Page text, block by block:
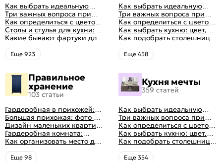
Как выбрать идеальную
планировку для кухни
Три важных вопроса при
выборе кухни: готовка,
посуда, комфорт
Как определиться с цветом
кухни: светлые, темные,
яркие
Столы и стулья для кухни:
советы по выбору
Какие бывают фартуки для
выбрать
Eще 923
Как выбрать идеальную
планировку для кухни
Три важных вопроса при
выборе кухни: готовка,
посуда, комфорт
Как определиться с цветом
кухни: светлые, темные,
яркие
Как выбрать кухню: цвет,
планировка, аксессуары
Как подобрать столешницу
Eще 458
Правильное
хранение
103 статьи
Гардеробная в прихожей:
виды, фото в интерьере,
идеи дизайна
Большая прихожая: фото с
функциональным
распределением дизайна
Дизайн маленьких квартир:
10 идей для дизайна
интерьера с фото
Гардеробная комната:
дизайн, планировка, советы
распространенные ошибки
Как организовать место для
Eще 98
Кухня мечты
359 статей
Как выбрать идеальную
планировку для кухни
Три важных вопроса при
выборе кухни: готовка,
посуда, комфорт
Как определиться с цветом
кухни: светлые, темные,
яркие
Как выбрать кухню: цвет,
планировка, аксессуары
Как подобрать столешницу
Eще 354